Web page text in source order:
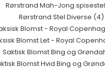
Rørstrand Mah-Jong
Rørstrand Stel Diverse (4)
Blomst - Royal
Blomst Let - Royal
Saktisk Blomst Bing og
Blomst Hvid Bing og